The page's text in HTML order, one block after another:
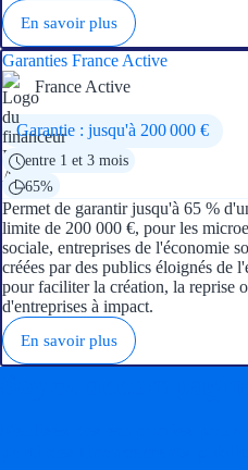
En savoir plus
Garanties France Active
France Active
Garantie : jusqu'à 200 000 €
entre 1 et 3 mois
65%
Permet de garantir jusqu'à 65 %
limite de 200 000 €, pour les
sociale, entreprises de l'économie
créées par des publics éloignés de
pour faciliter la création, la reprise
d'entreprises à impact.
En savoir plus